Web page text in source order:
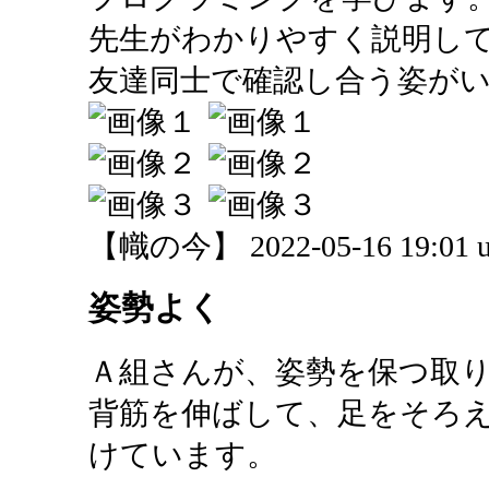
先生がわかりやすく説明し
友達同士で確認し合う姿が
【幟の今】 2022-05-16 19:01
姿勢よく
Ａ組さんが、姿勢を保つ取
背筋を伸ばして、足をそろ
けています。